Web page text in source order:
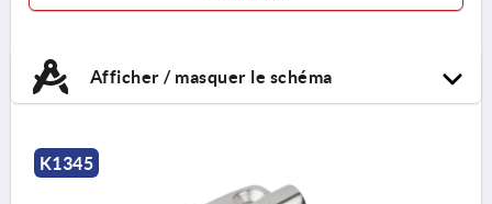
Afficher / masquer le schéma
K1345